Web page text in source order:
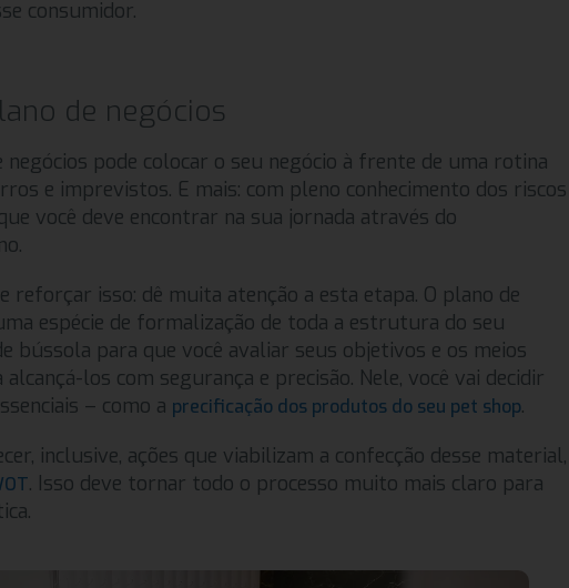
consumidor.
de negócios
negócios pode colocar o seu negócio à frente de uma rotina
e imprevistos. E mais: com pleno conhecimento dos riscos
você deve encontrar na sua jornada através do
reforçar isso: dê muita atenção a esta etapa. O plano de
espécie de formalização de toda a estrutura do seu
bússola para que você avaliar seus objetivos e os meios
los com segurança e precisão. Nele, você vai decidir
– como a precificação dos produtos do seu pet shop.
inclusive, ações que viabilizam a confecção desse material,
. Isso deve tornar todo o processo muito mais claro para